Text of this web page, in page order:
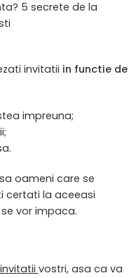
5 secrete de la
invitatii in functie de
impreuna;
oameni care se
certati la aceeasi
vor impaca.
invitatii vostri, asa ca va